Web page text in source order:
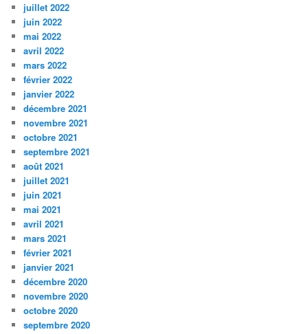
juillet 2022
juin 2022
mai 2022
avril 2022
mars 2022
février 2022
janvier 2022
décembre 2021
novembre 2021
octobre 2021
septembre 2021
août 2021
juillet 2021
juin 2021
mai 2021
avril 2021
mars 2021
février 2021
janvier 2021
décembre 2020
novembre 2020
octobre 2020
septembre 2020